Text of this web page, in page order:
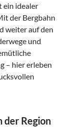
ein idealer
der Bergbahn
weiter auf den
und
– hier erleben
der Region